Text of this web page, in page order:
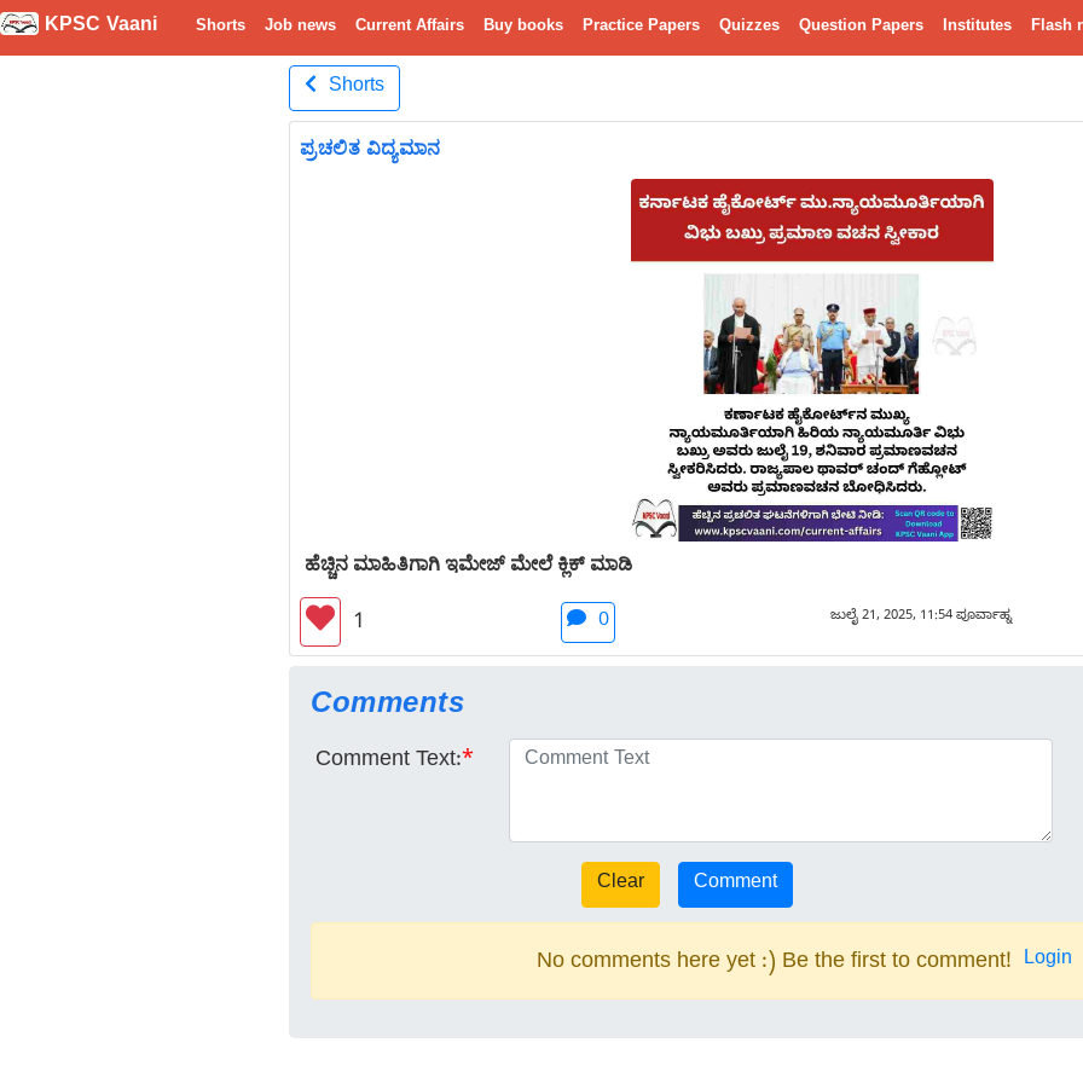
KPSC Vaani Shorts Job news Current Affairs Buy books Practice Papers Quizzes Question Papers Institutes Flash
Shorts
ಪ್ರಚಲಿತ ವಿದ್ಯಮಾನ
ಹೆಚ್ಚಿನ ಮಾಹಿತಿಗಾಗಿ ಇಮೇಜ್ ಮೇಲೆ ಕ್ಲಿಕ್ ಮಾಡಿ
1 0 ಜುಲೈ 21, 2025, 11:54 ಪೂರ್ವಾಹ್ನ
Comments
Comment Text:*
No comments here yet :) Be the first to comment! Login